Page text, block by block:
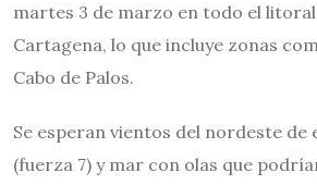
martes 3 de marzo en todo el
Cartagena, lo que incluye zonas
Cabo de Palos.
Se esperan vientos del nordeste
(fuerza 7) y mar con olas que